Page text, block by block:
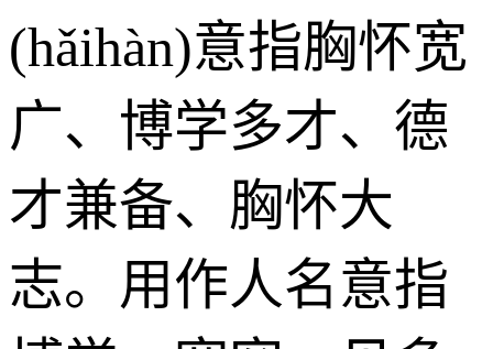
(hǎihàn)意指胸怀宽
广、博学多才、德
才兼备、胸怀大
志。用作人名意指